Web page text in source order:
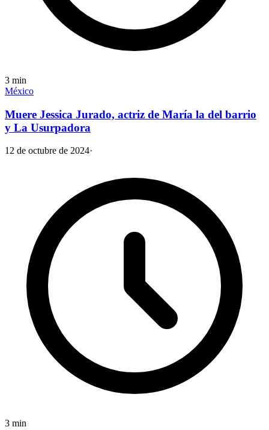
3 min
México
Muere Jessica Jurado, actriz de María la del barrio
y La Usurpadora
12 de octubre de 2024·
3 min